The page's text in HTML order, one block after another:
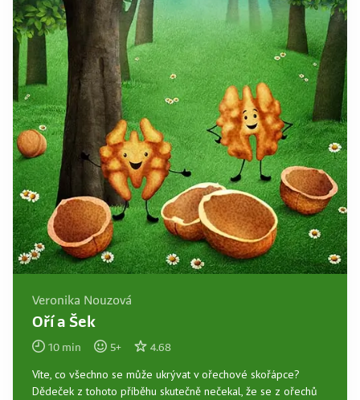
Veronika Nouzová
Oří a Šek
10 min 5+ 4.68
Víte, co všechno se může ukrývat v ořechové skořápce?
Dědeček z tohoto příběhu skutečně nečekal, že se z ořechů